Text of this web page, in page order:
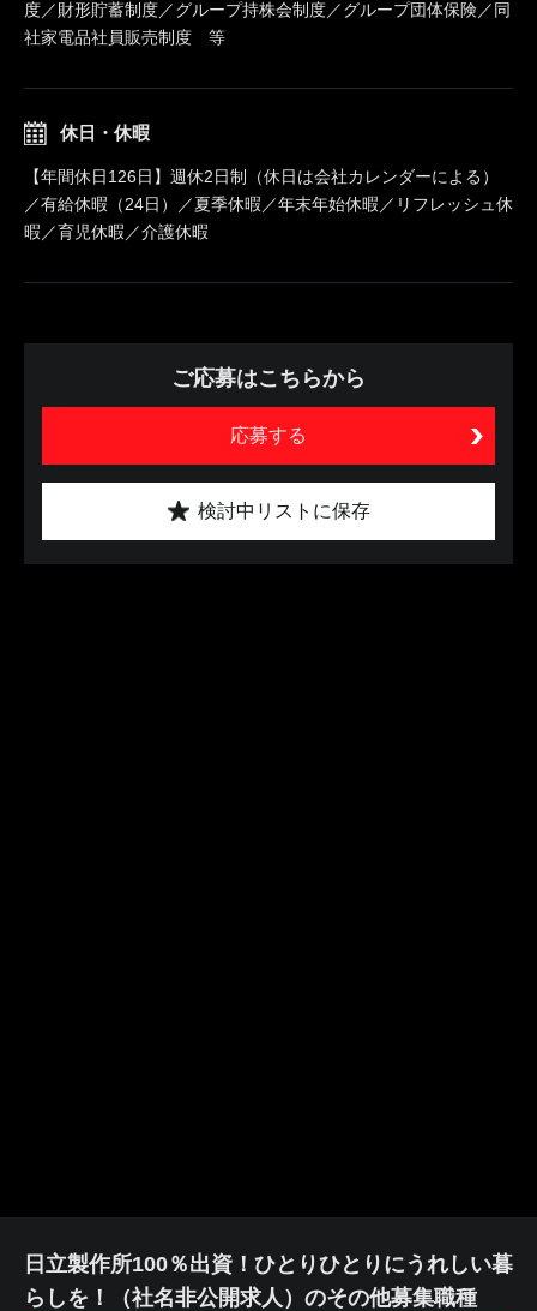
度／財形貯蓄制度／グループ持株会制度／グループ団体保険／同
社家電品社員販売制度 等
休日・休暇
【年間休日126日】週休2日制（休日は会社カレンダーによる）
／有給休暇（24日）／夏季休暇／年末年始休暇／リフレッシュ休
暇／育児休暇／介護休暇
ご応募はこちらから
応募する
検討中リストに保存
日立製作所100％出資！ひとりひとりにうれしい暮
らしを！（社名非公開求人）のその他募集職種